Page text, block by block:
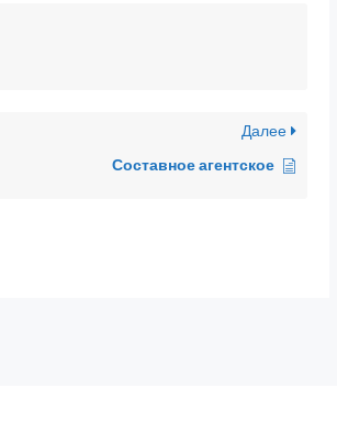
Далее
Составное агентское